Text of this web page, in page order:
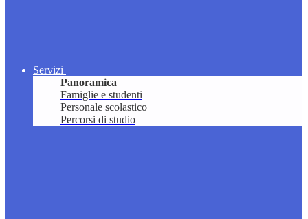
Servizi
Panoramica
Famiglie e studenti
Personale scolastico
Percorsi di studio